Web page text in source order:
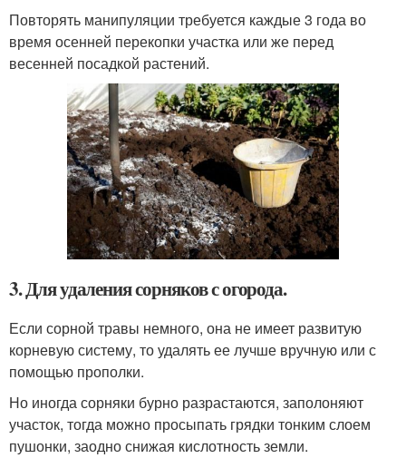
Повторять манипуляции требуется каждые 3 года во
время осенней перекопки участка или же перед
весенней посадкой растений.
3. Для удаления сорняков с огорода.
Если сорной травы немного, она не имеет развитую
корневую систему, то удалять ее лучше вручную или с
помощью прополки.
Но иногда сорняки бурно разрастаются, заполоняют
участок, тогда можно просыпать грядки тонким слоем
пушонки, заодно снижая кислотность земли.